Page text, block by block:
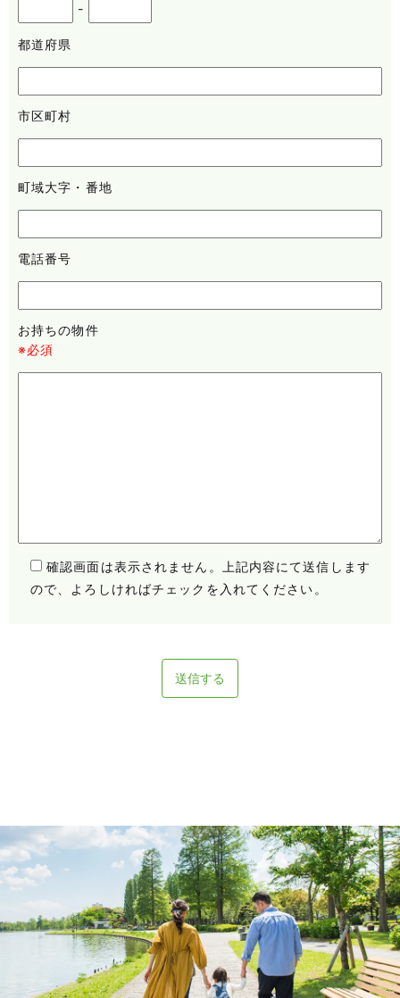
-
都道府県
市区町村
町域大字・番地
電話番号
お持ちの物件
※必須
確認画面は表示されません。上記内容にて送信します
ので、よろしければチェックを入れてください。